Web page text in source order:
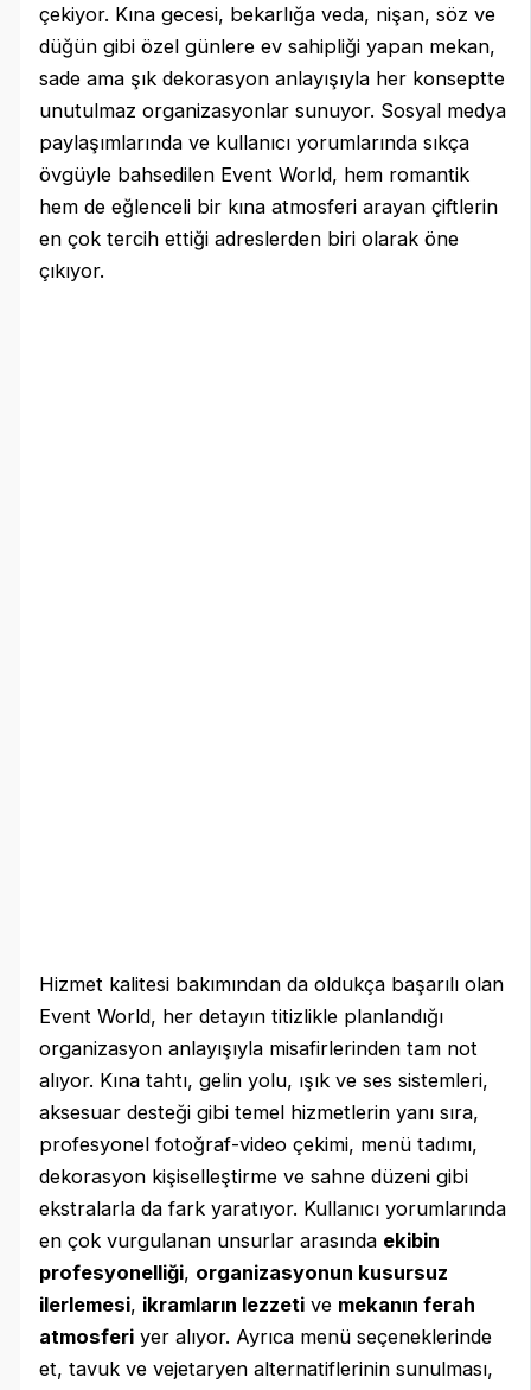
çekiyor. Kına gecesi, bekarlığa veda, nişan, söz ve
düğün gibi özel günlere ev sahipliği yapan mekan,
sade ama şık dekorasyon anlayışıyla her konseptte
unutulmaz organizasyonlar sunuyor. Sosyal medya
paylaşımlarında ve kullanıcı yorumlarında sıkça
övgüyle bahsedilen Event World, hem romantik
hem de eğlenceli bir kına atmosferi arayan çiftlerin
en çok tercih ettiği adreslerden biri olarak öne
çıkıyor.
Hizmet kalitesi bakımından da oldukça başarılı olan
Event World, her detayın titizlikle planlandığı
organizasyon anlayışıyla misafirlerinden tam not
alıyor. Kına tahtı, gelin yolu, ışık ve ses sistemleri,
aksesuar desteği gibi temel hizmetlerin yanı sıra,
profesyonel fotoğraf-video çekimi, menü tadımı,
dekorasyon kişiselleştirme ve sahne düzeni gibi
ekstralarla da fark yaratıyor. Kullanıcı yorumlarında
en çok vurgulanan unsurlar arasında ekibin
profesyonelliği, organizasyonun kusursuz
ilerlemesi, ikramların lezzeti ve mekanın ferah
atmosferi yer alıyor. Ayrıca menü seçeneklerinde
et, tavuk ve vejetaryen alternatiflerinin sunulması,